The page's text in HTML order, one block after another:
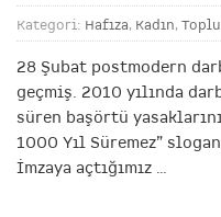
Kategori: Hafıza, Kadın,
28 Şubat postmodern
geçmiş. 2010 yılında
süren başörtü
1000 Yıl Süremez”
İmzaya açtığımız